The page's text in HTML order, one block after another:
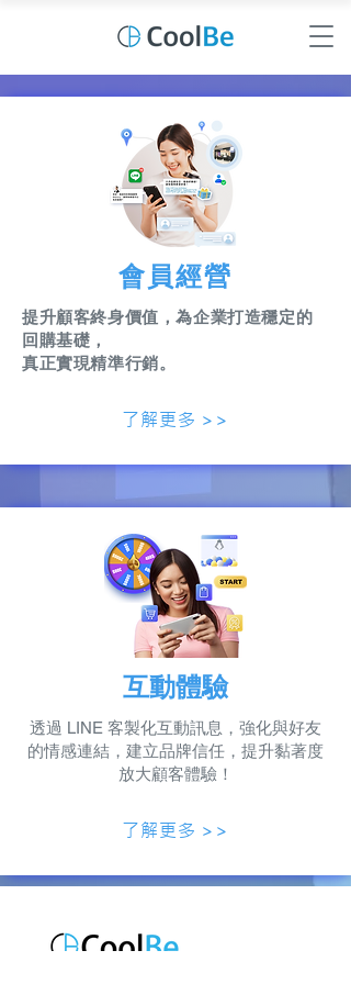
​會員經營
提升顧客終身價值，為企業打造穩定的
回購基礎，
真正實現精準行銷。
了解更多 >>
互動體驗
透過 LINE 客製化互動訊息，強化與好友
的情感連結，建立品牌信任，提升黏著度
放大顧客體驗！
了解更多 >>